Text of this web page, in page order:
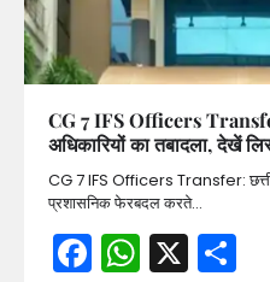
CG 7 IFS Officers
अधिकारियों का तबादला, देखें
CG 7 IFS Officers Transfer:
प्रशासनिक फेरबदल करते…
Facebook
X